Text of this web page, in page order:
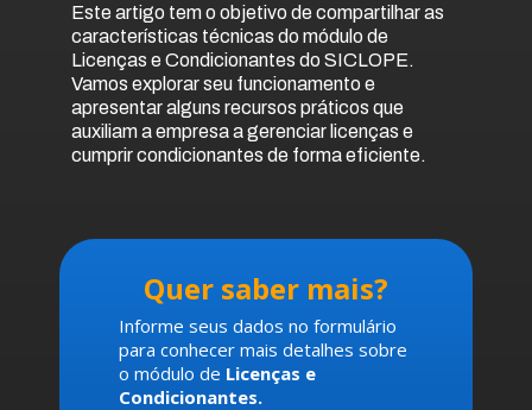
Este artigo tem o objetivo de compartilhar as
características técnicas do módulo de
Licenças e Condicionantes do SICLOPE.
Vamos explorar seu funcionamento e
apresentar alguns recursos práticos que
auxiliam a empresa a gerenciar licenças e
cumprir condicionantes de forma eficiente.
Quer saber mais?
Informe seus dados no formulário
para conhecer mais detalhes sobre
o módulo de Licenças e
Condicionantes.